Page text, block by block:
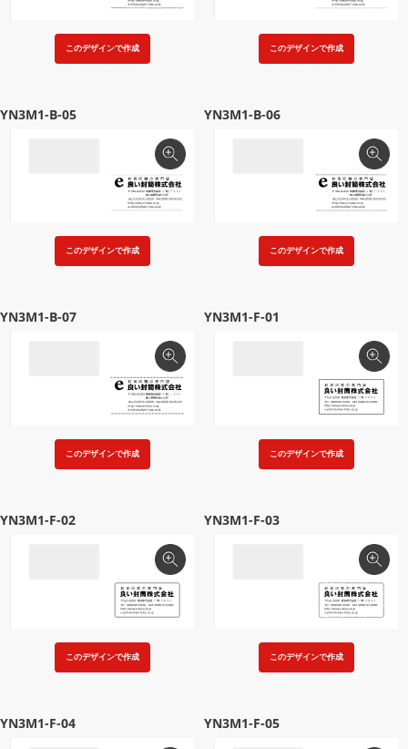
このデザインで作成 このデザインで作成
YN3M1-B-05
このデザインで作成
YN3M1-B-06
このデザインで作成
YN3M1-B-07
このデザインで作成
YN3M1-F-01
このデザインで作成
YN3M1-F-02
このデザインで作成
YN3M1-F-03
このデザインで作成
YN3M1-F-04 YN3M1-F-05